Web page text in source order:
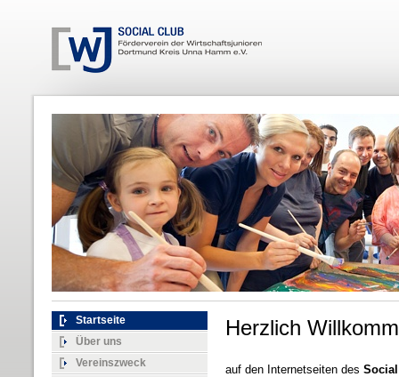
Startseite
Über uns
Vereinszweck
Herzlich
auf den Internetseiten des